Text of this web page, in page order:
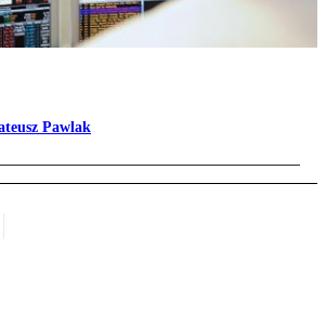
Pawlak